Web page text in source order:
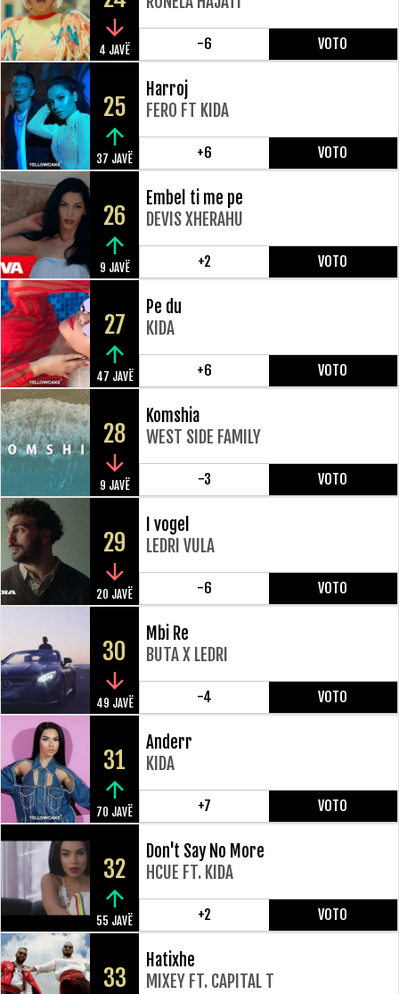
4 JAVË -6 VOTO
25
37 JAVË
Harroj
FERO FT KIDA
+6 VOTO
26
9 JAVË
Embel ti me pe
DEVIS XHERAHU
+2 VOTO
27
47 JAVË
Pe du
KIDA
+6 VOTO
28
9 JAVË
Komshia
WEST SIDE FAMILY
-3 VOTO
29
20 JAVË
I vogel
LEDRI VULA
-6 VOTO
30
49 JAVË
Mbi Re
BUTA X LEDRI
-4 VOTO
31
70 JAVË
Anderr
KIDA
+7 VOTO
32
55 JAVË
Don't Say No More
HCUE FT. KIDA
+2 VOTO
33
Hatixhe
MIXEY FT. CAPITAL T